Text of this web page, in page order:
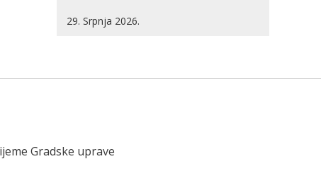
29. Srpnja 2026.
Gradske uprave